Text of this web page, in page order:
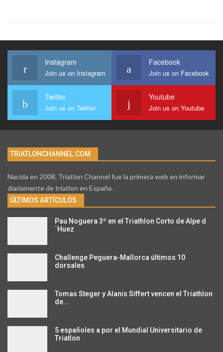
Instagram
Join us on Instagram
Facebook
Join us on Facebook
Twitter
Join us on Twitter
Youtube
Join us on Youtube
TRIATLONCHANNEL.COM
Nacida en 2008, Triatlon Channel fue la primera web en informar
diariamente de triatlon en España.
ÚLTIMOS ARTÍCULOS
Pau Noguera 3º en el Triathlon Corto de Alpe d
´Huez
Challenge Peguera-Mallorca últimos 10
dorsales
Tomas Steger y Alanis Siffert vencen el Triathlon
de…
5 españoles a por el Mundial Universitario de
Triatlon